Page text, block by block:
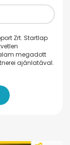
Zrt. Startlap
megadott
ajánlatával.